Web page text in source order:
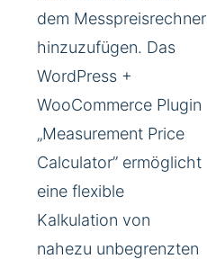
dem Messpreisrechner
hinzuzufügen. Das
WordPress +
WooCommerce Plugin
„Measurement Price
Calculator” ermöglicht
eine flexible
Kalkulation von
nahezu unbegrenzten